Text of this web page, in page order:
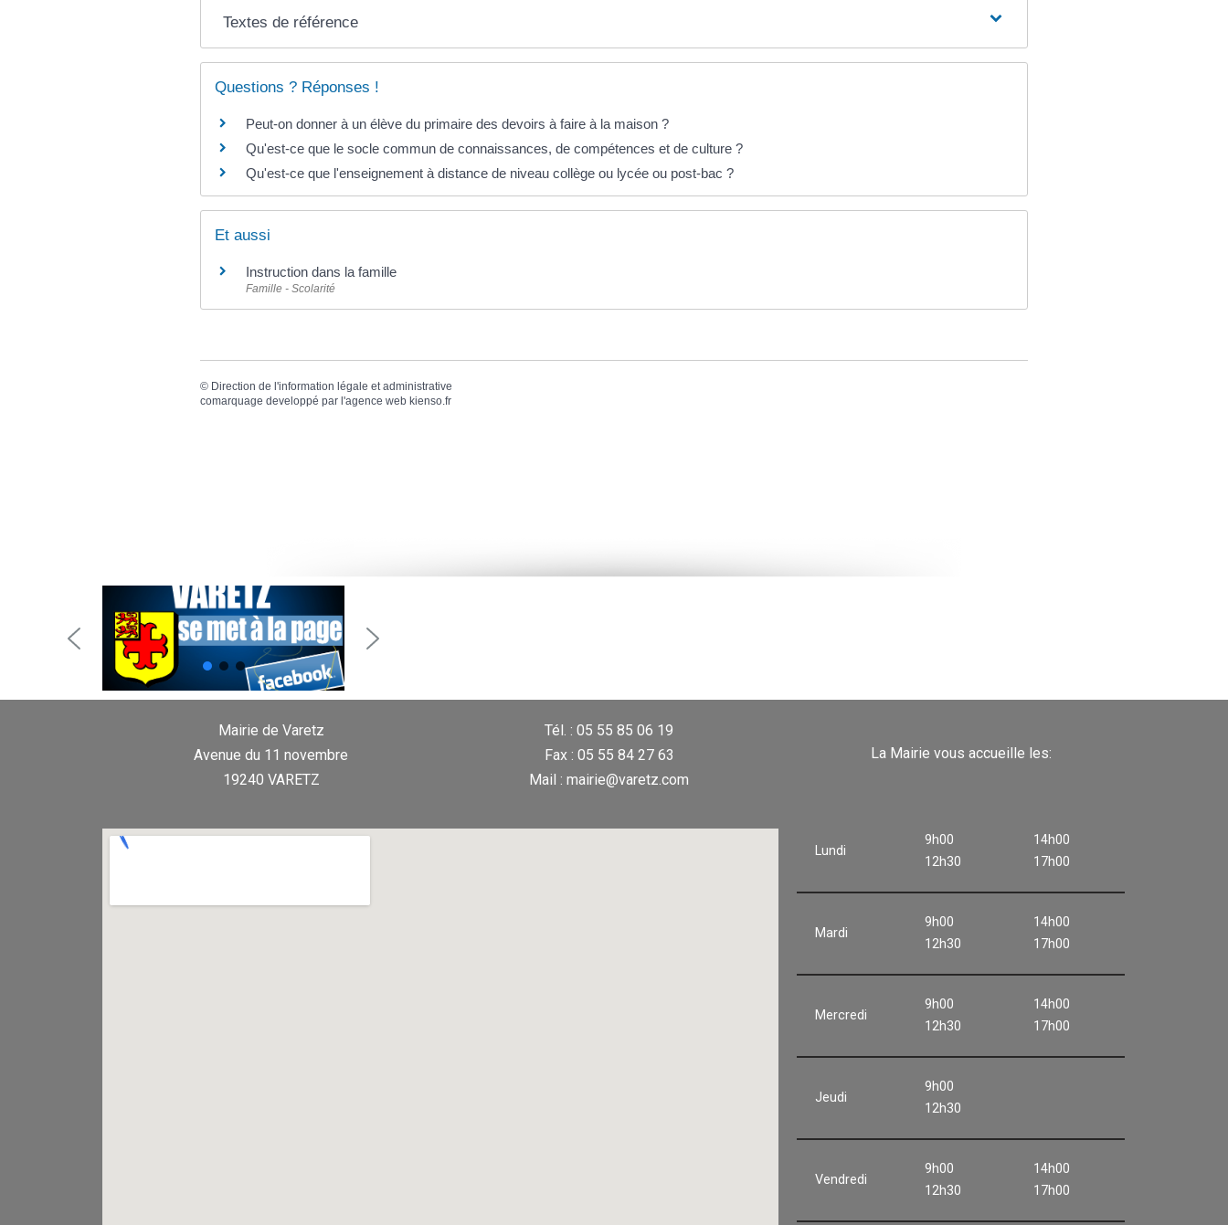
Textes de référence
Questions ? Réponses !
Peut-on donner à un élève du primaire des devoirs à faire à la maison ?
Qu'est-ce que le socle commun de connaissances, de compétences et de culture ?
Qu'est-ce que l'enseignement à distance de niveau collège ou lycée ou post-bac ?
Et aussi
Instruction dans la famille
Famille - Scolarité
© Direction de l'information légale et administrative
comarquage developpé par l'agence web kienso.fr
Mairie de Varetz
Avenue du 11 novembre
19240 VARETZ
Tél. : 05 55 85 06 19
Fax : 05 55 84 27 63
Mail : mairie@varetz.com
La Mairie vous accueille les:
Lundi
9h00
12h30
14h00
17h00
Mardi
9h00
12h30
14h00
17h00
Mercredi
9h00
12h30
14h00
17h00
Jeudi
9h00
12h30
Vendredi
9h00
12h30
14h00
17h00